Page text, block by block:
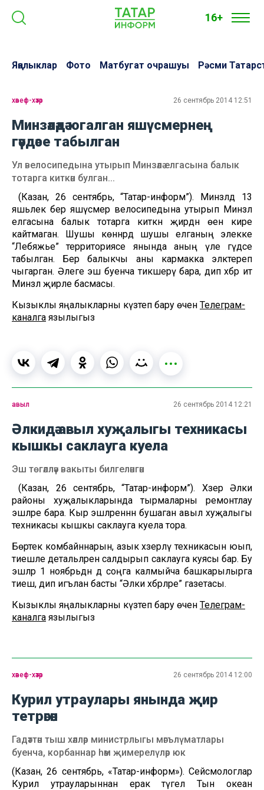
16+
Яңалыклар Фото Матбугат очрашуы Рәсми
хәвеф-хәтәр 26 сентябрь 2014 12:51
Минзәләдә югалган яшүсмернең
гәүдәсе табылган
Ул велосипедына утырып Минзәлә елгасына балык
тотарга киткән булган...
(Казан, 26 сентябрь, “Татар-информ”). Минзәләдә 13
яшьлек бер яшүсмер велосипедына утырып Минзәлә
елгасына балык тотарга киткән җирдән өенә кире
кайтмаган. Шушы көннәрдә шушы елганың элекке
“Лебяжье” территориясе янында аның үле гәүдәсе
табылган. Бер балыкчы аны кармакка эләктереп
чыгарган. Әлеге эш буенча тикшерү бара, дип хәбәр итә
Минзәлә җирле басмасы.
Кызыклы яңалыкларны күзәтеп бару өчен Телеграм-
каналга язылыгыз
авыл 26 сентябрь 2014 12:21
Әлкидә авыл хуҗалыгы техникасы
кышкы саклауга куела
Эш төгәлләү вакыты билгеләнгән
(Казан, 26 сентябрь, “Татар-информ”). Хәзер Әлки
районы хуҗалыкларында тырмаларны ремонтлау
эшләре бара. Кыр эшләреннән бушаган авыл хуҗалыгы
техникасы кышкы саклауга куела тора.
Бөртек комбайннарын, азык хәзерләү техникасын юып,
тиешле детальләрен салдырып саклауга куясы бар. Бу
эшләр 1 ноябрьдән дә соңга калмыйча башкарылырга
тиеш, дип игълан басты “Әлки хәбәрләре” газетасы.
Кызыклы яңалыкларны күзәтеп бару өчен Телеграм-
каналга язылыгыз
хәвеф-хәтәр 26 сентябрь 2014 12:00
Курил утраулары янында җир
тетрәгән
Гадәттән тыш хәлләр министрлыгы мәгълүматлары
буенча, корбаннар һәм җимерелүләр юк
(Казан, 26 сентябрь, «Татар-информ»). Сейсмологлар
Курил утрауларыннан ерак түгел Тын океан